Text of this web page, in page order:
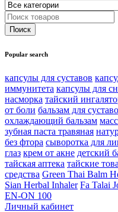
Popular search
капсулы для суставов
иммунитета капсулы для
насморка тайский
от боли бальзам для
охлаждающий бальзам
зубная паста травяная
без фтора сыворотка для
глаз крем от акне детский
тайская аптека тайские
средства Green Thai Balm
Sian Herbal Inhaler Fa Talai
EN-ON 100
Личный кабинет